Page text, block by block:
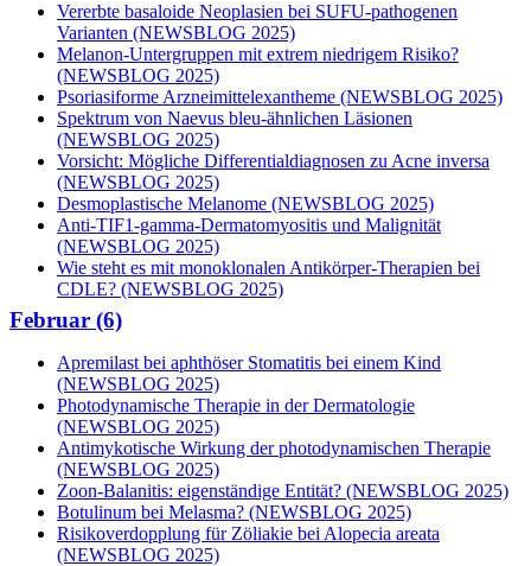
Vererbte basaloide Neoplasien bei SUFU-pathogenen
Varianten (NEWSBLOG 2025)
Melanon-Untergruppen mit extrem niedrigem Risiko?
(NEWSBLOG 2025)
Psoriasiforme Arzneimittelexantheme (NEWSBLOG 2025)
Spektrum von Naevus bleu-ähnlichen Läsionen
(NEWSBLOG 2025)
Vorsicht: Mögliche Differentialdiagnosen zu Acne inversa
(NEWSBLOG 2025)
Desmoplastische Melanome (NEWSBLOG 2025)
Anti-TIF1-gamma-Dermatomyositis und Malignität
(NEWSBLOG 2025)
Wie steht es mit monoklonalen Antikörper-Therapien bei
CDLE? (NEWSBLOG 2025)
Februar (6)
Apremilast bei aphthöser Stomatitis bei einem Kind
(NEWSBLOG 2025)
Photodynamische Therapie in der Dermatologie
(NEWSBLOG 2025)
Antimykotische Wirkung der photodynamischen Therapie
(NEWSBLOG 2025)
Zoon-Balanitis: eigenständige Entität? (NEWSBLOG 2025)
Botulinum bei Melasma? (NEWSBLOG 2025)
Risikoverdopplung für Zöliakie bei Alopecia areata
(NEWSBLOG 2025)